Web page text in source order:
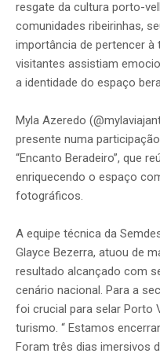
resgate da cultura porto-
comunidades ribeirinhas,
importância de pertencer à
visitantes assistiam
a identidade do espaço
Myla Azeredo
presente numa
“Encanto Beradeiro”, que
enriquecendo o espaço
fotográficos.
A equipe técnica da
Glayce Bezerra, atuou de
resultado alcançado com
cenário nacional. Para a
foi crucial para selar Porto
turismo. “ Estamos
Foram três dias imersivos